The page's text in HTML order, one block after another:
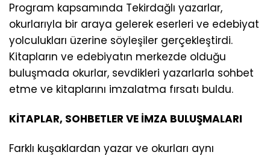
Program kapsamında Tekirdağlı yazarlar,
okurlarıyla bir araya gelerek eserleri ve edebiyat
yolculukları üzerine söyleşiler gerçekleştirdi.
Kitapların ve edebiyatın merkezde olduğu
buluşmada okurlar, sevdikleri yazarlarla sohbet
etme ve kitaplarını imzalatma fırsatı buldu.
KİTAPLAR, SOHBETLER VE İMZA BULUŞMALARI
Farklı kuşaklardan yazar ve okurları aynı